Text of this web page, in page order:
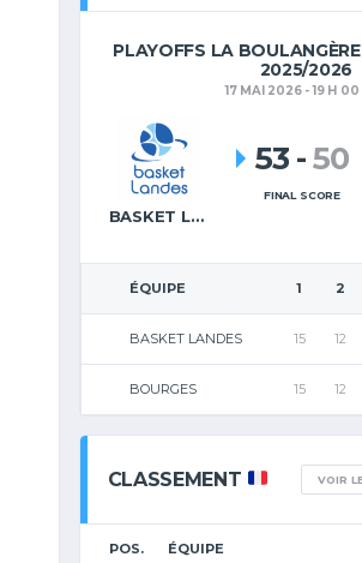
PLAYOFFS LA
2025/2026
17 MAI 2026 - 19 H 00
BASKET LANDES
53 -50
FINAL SCORE
ÉQUIPE 1 2
BASKET LANDES 15 12
BOURGES 15 12
CLASSEMENT VOIR
POS. ÉQUIPE